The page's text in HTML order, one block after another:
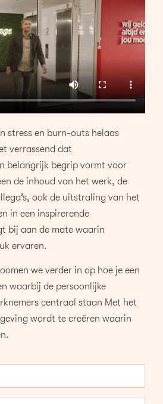
stress en burn-outs helaas
verrassend dat
belangrijk begrip vormt voor
de inhoud van het werk, de
ook de uitstraling van het
in een inspirerende
bij aan de mate waarin
ervaren.
we verder in op hoe je een
waarbij de persoonlijke
centraal staan Met het
wordt te creëren waarin